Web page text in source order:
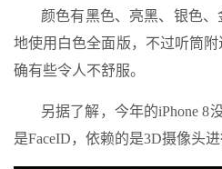
颜色有黑色、亮黑、银色
地使用白色全面版，不过听筒
确有些令人不舒服。
另据了解，今年的iPhone 8
是FaceID，依赖的是3D摄像头